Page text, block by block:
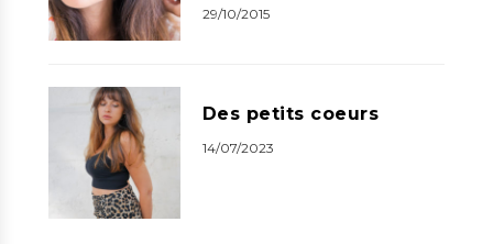
29/10/2015
Des petits coeurs
14/07/2023